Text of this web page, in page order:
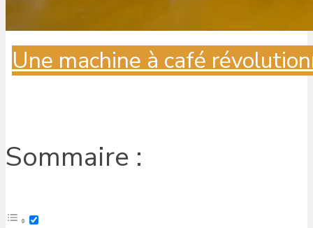
Une machine à café
Sommaire :